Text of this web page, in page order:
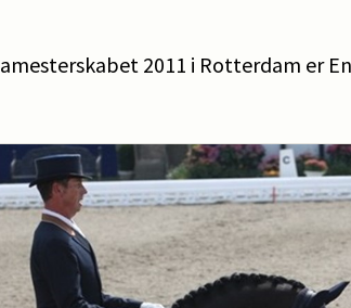
2011 i Rotterdam er